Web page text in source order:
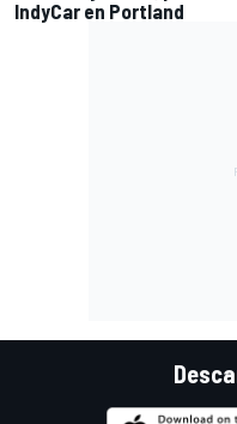
IndyCar en Portland